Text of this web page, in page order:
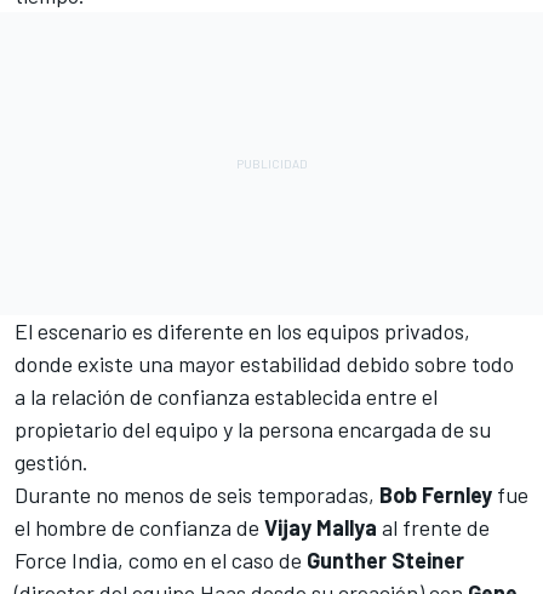
El escenario es diferente en los equipos privados,
donde existe una mayor estabilidad debido sobre todo
a la relación de confianza establecida entre el
propietario del equipo y la persona encargada de su
gestión.
Durante no menos de seis temporadas, Bob Fernley fue
el hombre de confianza de Vijay Mallya al frente de
Force India, como en el caso de Gunther Steiner